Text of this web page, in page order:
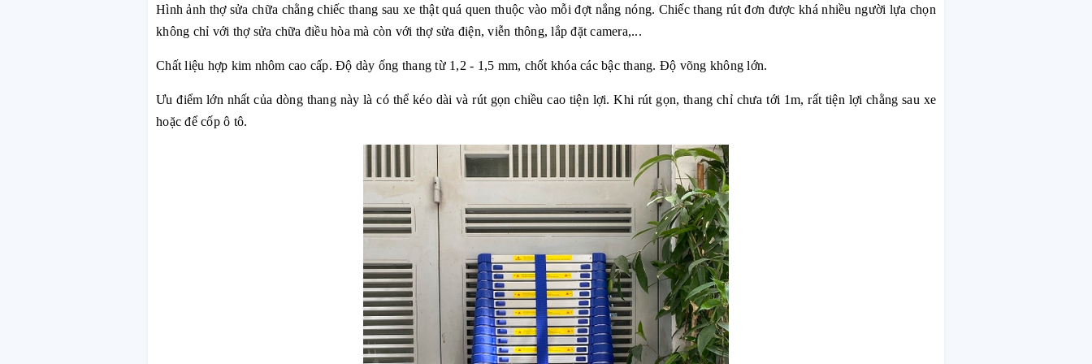
Hình ảnh thợ sửa chữa chằng chiếc thang sau xe thật quá quen thuộc vào mỗi đợt nắng nóng. Chiếc thang rút đơn được khá nhiều người lựa chọn
không chỉ với thợ sửa chữa điều hòa mà còn với thợ sửa điện, viễn thông, lắp đặt camera,...
Chất liệu hợp kim nhôm cao cấp. Độ dày ống thang từ 1,2 - 1,5 mm, chốt khóa các bậc thang. Độ võng không lớn.
Ưu điểm lớn nhất của dòng thang này là có thể kéo dài và rút gọn chiều cao tiện lợi. Khi rút gọn, thang chỉ chưa tới 1m, rất tiện lợi chằng sau xe
hoặc để cốp ô tô.